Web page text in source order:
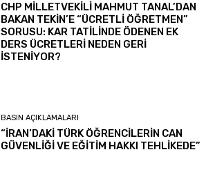
CHP MİLLETVEKİLİ MAHMUT TANAL’DAN
BAKAN TEKİN’E “ÜCRETLİ ÖĞRETMEN”
SORUSU: KAR TATİLİNDE ÖDENEN EK
DERS ÜCRETLERİ NEDEN GERİ
İSTENİYOR?
BASIN AÇIKLAMALARI
“İRAN’DAKİ TÜRK ÖĞRENCİLERİN CAN
GÜVENLİĞİ VE EĞİTİM HAKKI TEHLİKEDE”